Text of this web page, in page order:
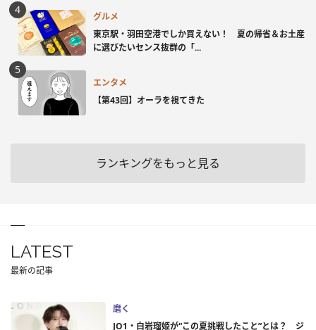
グルメ
東京駅・羽田空港でしか買えない！ 夏の帰省＆お土産
に選びたいセンス抜群の「...
エンタメ
【第43回】オーラを視てきた
ランキングをもっと見る
LATEST
最新の記事
磨く
JO1・白岩瑠姫が“この夏挑戦したこと”とは？ ジ